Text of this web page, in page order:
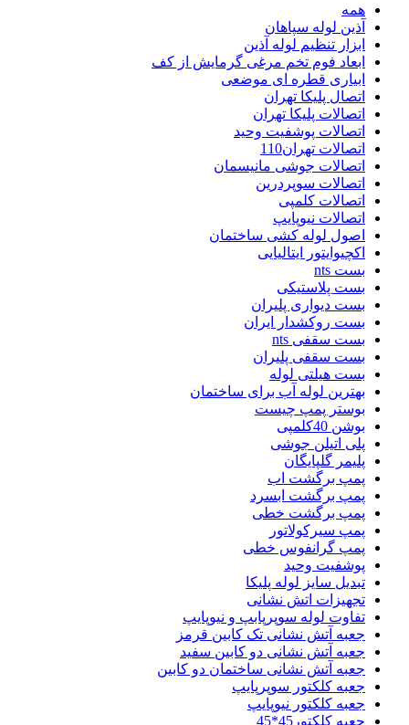
همه
آذین لوله سپاهان
ابزار تنظیم لوله آذین
ابعاد فوم تخم مرغی گرمایش از کف
ابیاری قطره ای موضعی
اتصال پلیکا تهران
اتصالات پلیکا تهران
اتصالات پوشفیت وحید
اتصالات تهران110
اتصالات جوشی مانیسمان
اتصالات سوپردرین
اتصالات کلمپی
اتصالات نیوپایپ
اصول لوله کشی ساختمان
اکچیوایتور ایتالیایی
بست nts
بست پلاستیکی
بست دیواری پلیران
بست روکشدار ایران
بست سقفی nts
بست سقفی پلیران
بست هیلتی لوله
بهترین لوله آب برای ساختمان
بوستر پمپ چیست
بوشن 40کلمپی
پلی اتیلن جوشی
پلیمر گلپایگان
پمپ برگشت اب
پمپ برگشت ابسرد
پمپ برگشت خطی
پمپ سیرکولاتور
پمپ گرانفوس خطی
پوشفیت وحید
تبدیل سایز لوله پلیکا
تجهیزات اتش نشانی
تفاوت لوله سوپرپابپ و نیوپایپ
جعبه آتش نشانی تک کابین قرمز
جعبه آتش نشانی دو کابین سفید
جعبه آتش نشانی ساختمان دو کابین
جعبه کلکتور سوپرپایپ
جعبه کلکتور نیوپایپ
جعبه کلکتور45*45